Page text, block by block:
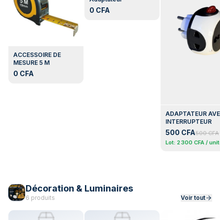
Ajouter
ACCESSOIRE DE
MESURE 5 M
0 CFA
0 CFA
Ajouter
ADAPTATEUR
INTERRUPTEUR
500 CFA500 CFA
Lot: 2 300 CFA /
Décoration & Luminaires
6 produits Voir tout